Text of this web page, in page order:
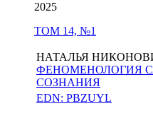
2025
ТОМ 14, №1
НАТАЛЬЯ
ФЕНОМЕНОЛОГИЯ
СОЗНАНИЯ
EDN: PBZUYL